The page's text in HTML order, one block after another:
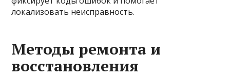
локализовать неисправность.
Методы ремонта и
восстановления